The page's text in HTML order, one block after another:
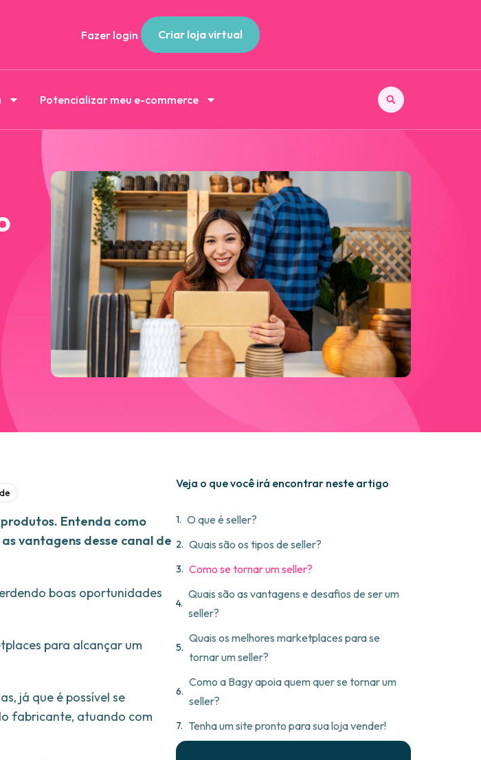
Fazer login Criar loja virtual
Potencializar meu e-commerce
Entenda como
vantagens desse canal de
boas oportunidades
para alcançar um
já que é possível se
fabricante, atuando com
Veja o que você irá encontrar neste artigo
O que é seller?
Quais são os tipos de seller?
Como se tornar um seller?
Quais são as vantagens e desafios de ser um
seller?
Quais os melhores marketplaces para se
tornar um seller?
Como a Bagy apoia quem quer se tornar um
seller?
Tenha um site pronto para sua loja vender!